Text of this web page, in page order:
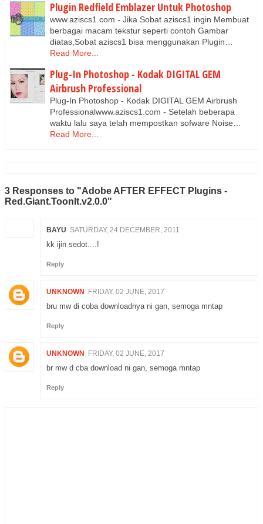
Plugin Redfield Emblazer Untuk Photoshop
www.aziscs1.com - Jika Sobat aziscs1 ingin Membuat
berbagai macam tekstur seperti contoh Gambar
diatas,Sobat aziscs1 bisa menggunakan Plugin…
Read More...
Plug-In Photoshop - Kodak DIGITAL GEM
Airbrush Professional
Plug-In Photoshop - Kodak DIGITAL GEM Airbrush
Professionalwww.aziscs1.com - Setelah beberapa
waktu lalu saya telah mempostkan sofware Noise…
Read More...
3 Responses to "Adobe AFTER EFFECT Plugins -
Red.Giant.ToonIt.v2.0.0"
BAYU SATURDAY, 24 DECEMBER, 2011
kk ijin sedot....!
Reply
UNKNOWN FRIDAY, 02 JUNE, 2017
bru mw di coba downloadnya ni gan, semoga mntap
Reply
UNKNOWN FRIDAY, 02 JUNE, 2017
br mw d cba download ni gan, semoga mntap
Reply